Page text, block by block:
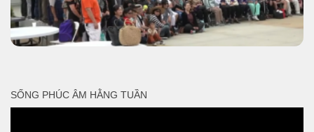
SỐNG PHÚC ÂM HẰNG TUẦN